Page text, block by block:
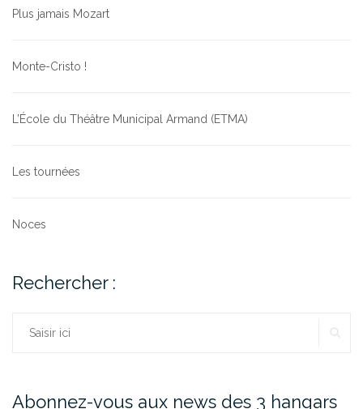
Plus jamais Mozart
Monte-Cristo !
L’École du Théâtre Municipal Armand (ETMA)
Les tournées
Noces
Rechercher :
Rechercher :
Abonnez-vous aux news des 3 hangars